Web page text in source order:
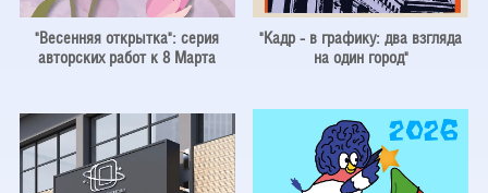
"Весенняя открытка": серия
авторских работ к 8 Марта
"Кадр - в графику: два взгляда
на один город"